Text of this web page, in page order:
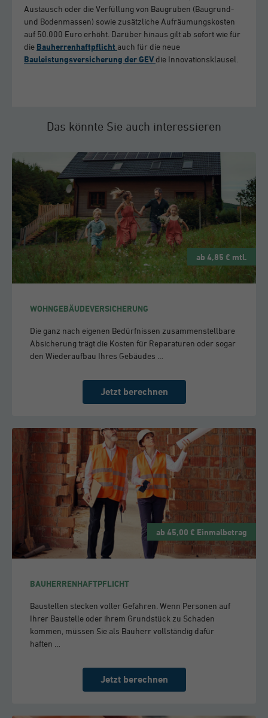
Austausch oder die Verfüllung von Baugruben (Baugrund-
und Bodenmassen) sowie zusätzliche Aufräumungskosten
auf 50.000 Euro erhöht. Darüber hinaus gilt ab sofort wie für
die Bauherrenhaftpflicht auch für die neue
Bauleistungsversicherung der GEV die Innovationsklausel.
Das könnte Sie auch interessieren
ab 4,85 € mtl.
WOHNGEBÄUDEVERSICHERUNG
Die ganz nach eigenen Bedürfnissen zusammenstellbare
Absicherung trägt die Kosten für Reparaturen oder sogar
den Wiederaufbau Ihres Gebäudes …
Jetzt berechnen
ab 45,00 € Einmalbetrag
BAUHERRENHAFTPFLICHT
Baustellen stecken voller Gefahren. Wenn Personen auf
Ihrer Baustelle oder ihrem Grundstück zu Schaden
kommen, müssen Sie als Bauherr vollständig dafür
haften …
Jetzt berechnen